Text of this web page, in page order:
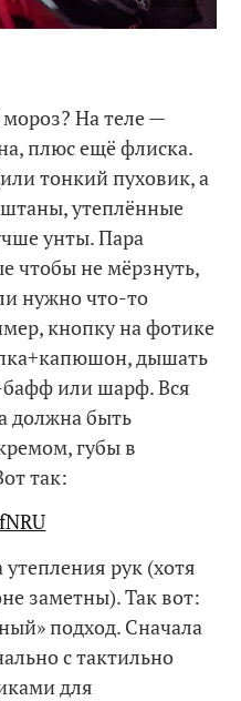
На теле —
плюс ещё флиска.
тонкий пуховик, а
утеплённые
унты. Пара
чтобы не мёрзнуть,
нужно что-то
кнопку на фотике
дышать
бафф или шарф. Вся
должна быть
губы в
так:
рук (хотя
заметны). Так вот:
подход. Сначала
с тактильно
для